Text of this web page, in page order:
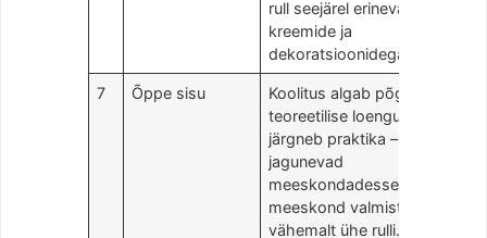
rull seejärel erinevate
kreemide ja
dekoratsioonidega.
7 Õppe sisu
Koolitus algab põgusa
teoreetilise loenguga, millele
järgneb praktika – õppijad
jagunevad
meeskondadesse ning iga
meeskond valmistab
vähemalt ühe rulli.